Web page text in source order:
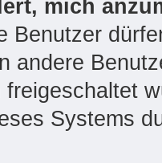
mich
Benutzer
andere
freigeschaltet
Systems